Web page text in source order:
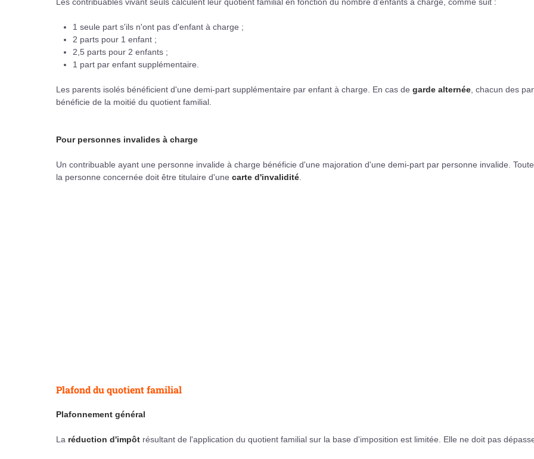
1 seule part s'ils n'ont pas d'enfant à charge ;
2 parts pour 1 enfant ;
2,5 parts pour 2 enfants ;
1 part par enfant supplémentaire.
Les parents isolés bénéficient d'une demi-part supplémentaire par enfant à charge. En cas de garde alternée , chacun des
bénéficie de la moitié du quotient familial.
Pour personnes invalides à charge
Un contribuable ayant une personne invalide à charge bénéficie d'une majoration d'une demi-part par personne invalide.
la personne concernée doit être titulaire d'une carte d'invalidité
Plafond du quotient familial
Plafonnement général
La réduction d'impôt résultant de l'application du quotient familial sur la base d'imposition est limitée. Elle ne doit pas